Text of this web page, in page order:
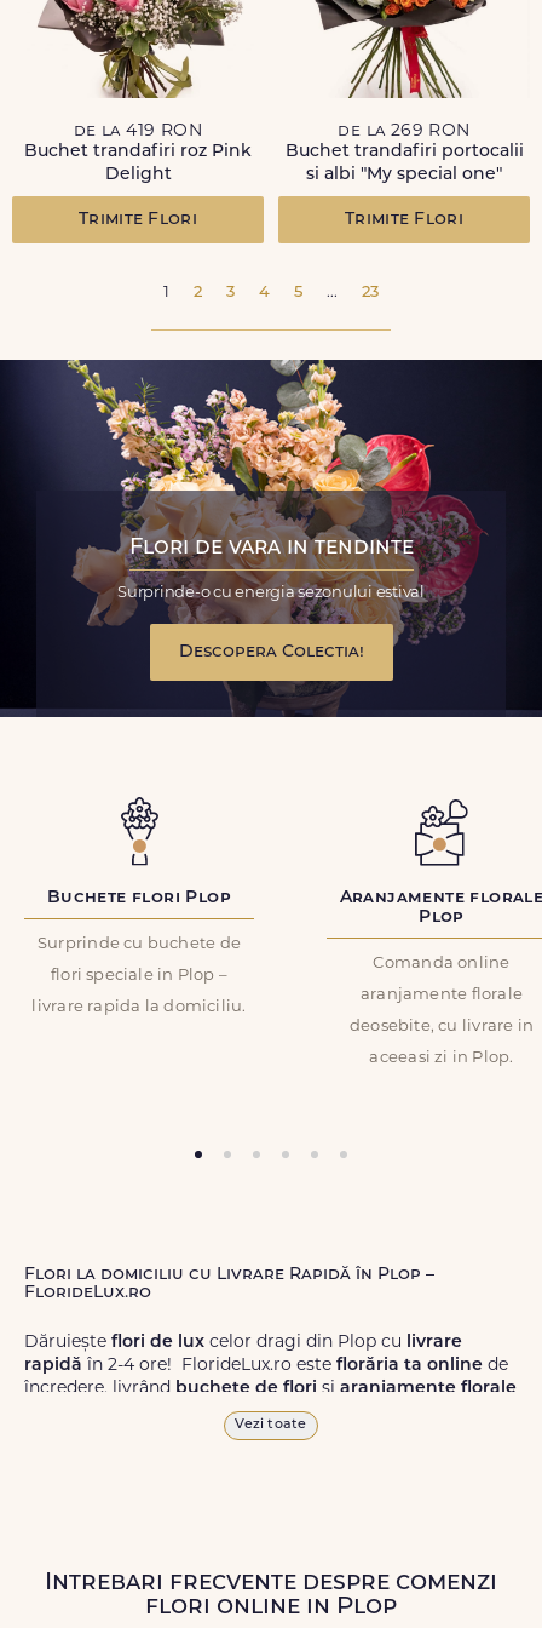
de la 419 RON
Buchet trandafiri roz Pink
Delight
Trimite Flori
de la 269 RON
Buchet trandafiri portocalii
si albi "My special one"
Trimite Flori
1 2 3 4 5 ... 23
Flori de vara in tendinte
Surprinde-o cu energia sezonului estival
Descopera Colectia!
Buchete flori Plop
Surprinde cu buchete de
flori speciale in Plop –
livrare rapida la domiciliu.
Aranjamente
Plop
Comanda online
aranjamente florale
deosebite, cu livrare in
aceeasi zi in Plop.
Flori la domiciliu cu Livrare Rapidă în Plop –
FlorideLux.ro
Dăruiește flori de lux celor dragi din Plop cu livrare
rapidă în 2-4 ore! FlorideLux.ro este florăria ta online de
încredere, livrând buchete de flori și aranjamente florale
de calitate superioară în Plop și în toată România.
Livrăm buchete de florichiar și în weekend, pentru ca tu
să poți adresa un gest frumos atunci când ai nevoie.
Vezi toate
Intrebari frecvente despre comenzi
flori online in Plop